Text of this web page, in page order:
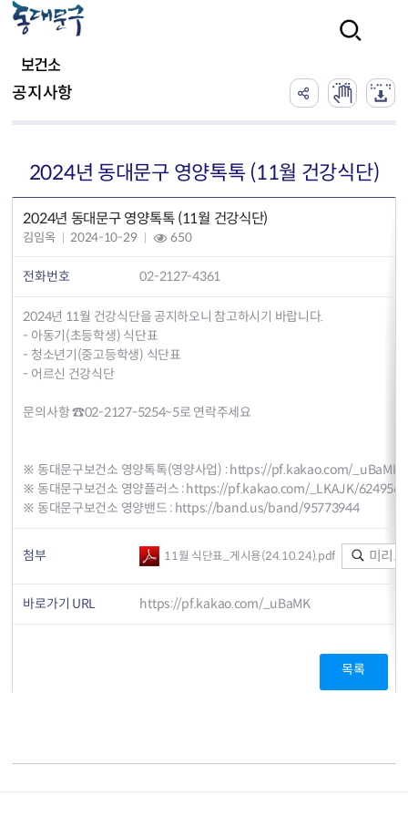
보건소
공지사항
2024년 동대문구 영양톡톡 (11월 건강식단)
2024년 동대문구 영양톡톡 (11월 건강식단)
김임옥 2024-10-29 650
전화번호 02-2127-4361
2024년 11월 건강식단을 공지하오니 참고하시기 바랍니다.
- 아동기(초등학생) 식단표
- 청소년기(중고등학생) 식단표
- 어르신 건강식단
문의사항 ☎02-2127-5254~5로 연락주세요
※ 동대문구보건소 영양톡톡(영양사업) :https://pf.kakao.com/_uBaMK
※ 동대문구보건소 영양플러스 :https://pf.kakao.com/_LKAJK/
※ 동대문구보건소 영양밴드 : https://band.us/band/95773944
첨부 11월 식단표_게시용(24.10.24).pdf 미리
바로가기 URL https://pf.kakao.com/_uBaMK
목록